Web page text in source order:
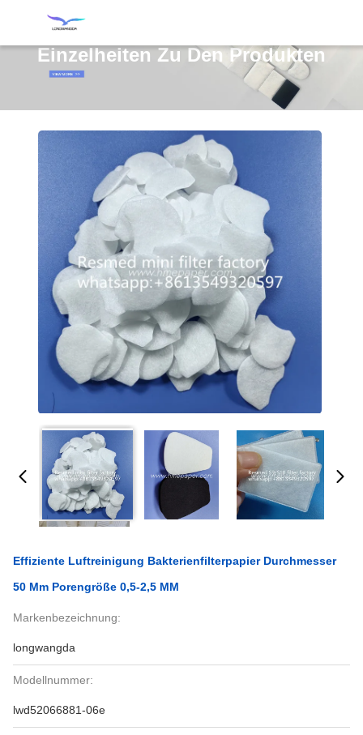
Einzelheiten Zu Den Produkten
Effiziente Luftreinigung Bakterienfilterpapier Durchmesser
50 Mm Porengröße 0,5-2,5 ΜM
Markenbezeichnung:
longwangda
Modellnummer:
lwd52066881-06e